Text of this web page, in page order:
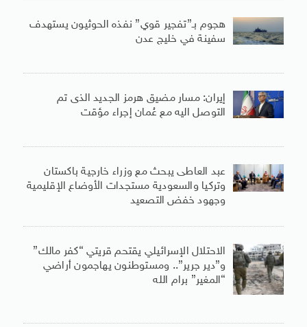
هجوم بـ”تفجير قوي” نفذه الحوثيون يستهدف
سفينة في خليج عدن
إيران: مسار مضيق هرمز الجديد الذى تم
التوصل اليه مع عُمان إجراء مؤقت
عبد العاطى يبحث مع وزراء خارجية باكستان
وتركيا والسعودية مستجدات الأوضاع الإقليمية
وجهود خفض التصعيد
الاحتلال الإسرائيلي يقتحم قريتي “كفر مالك”
و”دير جرير”.. ومستوطنون يهاجمون أراضي
“المغير” برام الله